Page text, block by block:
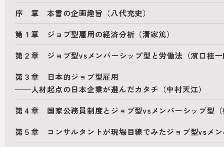
序 章 本書の企画趣旨（八代充史）
第１章 ジョブ型雇用の経済分析（清家篤）
第２章 ジョブ型vsメンバーシップ型と労働法（濱口桂一
第３章 日本的ジョブ型雇用
──人材起点の日本企業が選んだカタチ（中村天江）
第４章 国家公務員制度とジョブ型vsメンバーシップ型（
第５章 コンサルタントが現場目線でみたジョブ型vsメン